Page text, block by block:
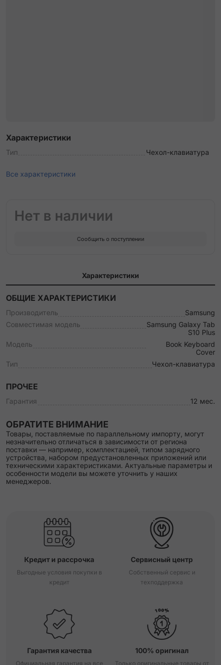
Характеристики
Тип Чехол-клавиатура
Все характеристики
Нет в наличии
Сообщить о поступлении
Характеристики
ОБЩИЕ ХАРАКТЕРИСТИКИ
Производитель
Samsung
Совместимая модель
Samsung Galaxy Tab
S10 Plus
Модель
Book Keyboard
Cover
Тип
Чехол-клавиатура
ПРОЧЕЕ
Гарантия 12 мес.
ОБРАТИТЕ ВНИМАНИЕ
Товары, поставляемые по параллельному импорту, могут
незначительно отличаться в зависимости от региона
поставки — например, комплектацией, типом зарядного
устройства, набором предустановленных приложений или
техническими характеристиками. Актуальные параметры и
особенности модели вы можете уточнить у наших
менеджеров.
Кредит и рассрочка
Выгодные условия покупки в
кредит
Сервисный центр
Собственный сервис и
техподдержка
Гарантия качества
Официальная гарантия на все
100% оригинал
Только оригинальные товары от